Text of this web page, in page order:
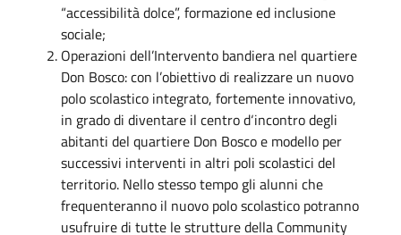
“accessibilità dolce”, formazione ed inclusione
sociale;
Operazioni dell’Intervento bandiera nel quartiere
Don Bosco: con l’obiettivo di realizzare un nuovo
polo scolastico integrato, fortemente innovativo,
in grado di diventare il centro d‘incontro degli
abitanti del quartiere Don Bosco e modello per
successivi interventi in altri poli scolastici del
territorio. Nello stesso tempo gli alunni che
frequenteranno il nuovo polo scolastico potranno
usufruire di tutte le strutture della Community